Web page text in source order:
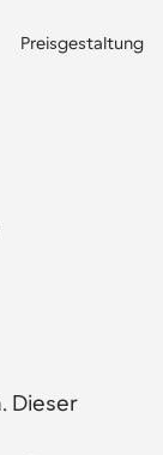
Preisgestaltung
Dieser